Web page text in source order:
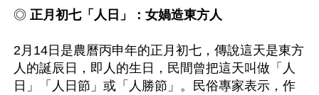
◎ 正月初七「人日」：女媧造東方人
2月14日是農曆丙申年的正月初七，傳說這天是東方
人的誕辰日，即人的生日，民間曾把這天叫做「人
日」「人日節」或「人勝節」。民俗專家表示，作